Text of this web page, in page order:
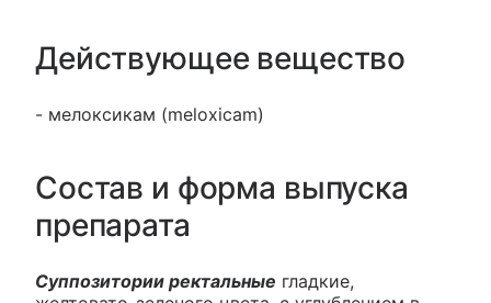
Действующее вещество
- мелоксикам (meloxicam)
Состав и форма выпуска
препарата
Суппозитории ректальные гладкие,